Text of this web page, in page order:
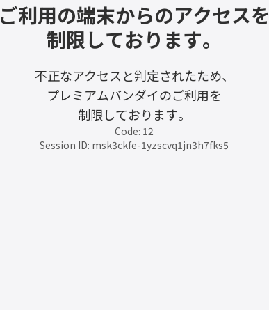
ご利用の端末からのアクセスを
制限しております。
不正なアクセスと判定されたため、
プレミアムバンダイのご利用を
制限しております。
Code: 12
Session ID: msk3ckfe-1yzscvq1jn3h7fks5